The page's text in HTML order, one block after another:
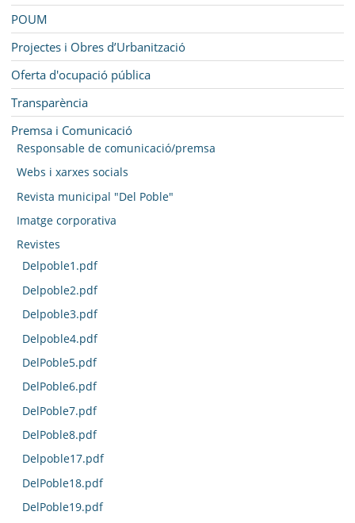
POUM
Projectes i Obres d’Urbanització
Oferta d'ocupació pública
Transparència
Premsa i Comunicació
Responsable de comunicació/premsa
Webs i xarxes socials
Revista municipal "Del Poble"
Imatge corporativa
Revistes
Delpoble1.pdf
Delpoble2.pdf
Delpoble3.pdf
Delpoble4.pdf
DelPoble5.pdf
DelPoble6.pdf
DelPoble7.pdf
DelPoble8.pdf
Delpoble17.pdf
DelPoble18.pdf
DelPoble19.pdf